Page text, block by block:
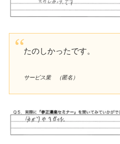
たのしかったです。
サービス業 （匿名）